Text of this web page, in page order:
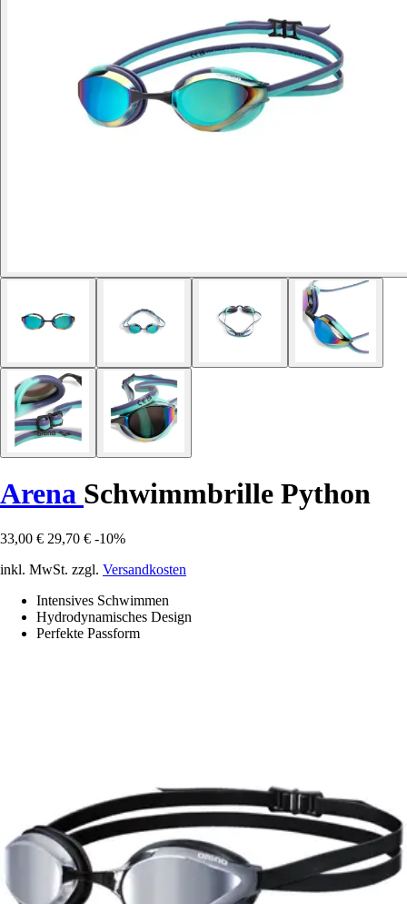
Arena Schwimmbrille Python
33,00 € 29,70 € -10%
inkl. MwSt. zzgl. Versandkosten
Intensives Schwimmen
Hydrodynamisches Design
Perfekte Passform